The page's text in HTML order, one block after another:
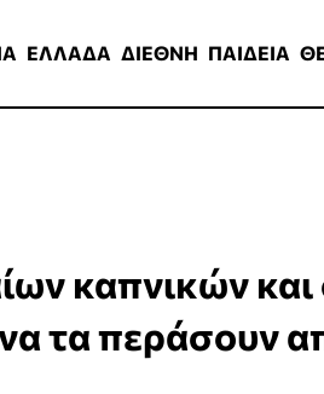
ΕΛΛΑΔΑ ΔΙΕΘΝΗ ΠΑΙΔΕΙΑ
καπνικών
τα περάσουν